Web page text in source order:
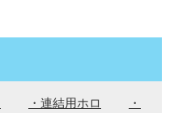
・連結用ホロ
・